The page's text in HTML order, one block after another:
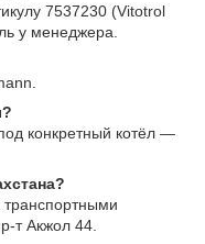
7537230 (Vitotrol
у менеджера.
конкретный котёл —
транспортными
т Акжол 44.